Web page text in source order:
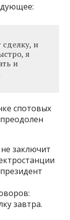
сделку, и
я
и
спотовых
заключит
завтра.